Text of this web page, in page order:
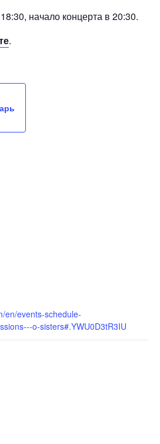
начало концерта в 20:30.
.
en/events-schedule-
o-sisters#.YWU0D3tR3IU